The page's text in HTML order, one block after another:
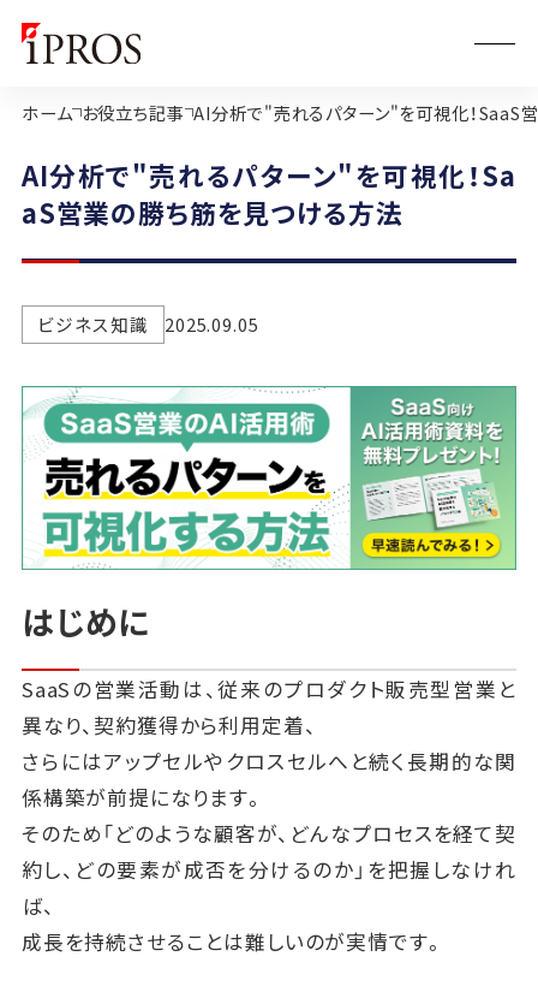
ホーム お役立ち記事 AI分析で"売れるパターン"を可視化！SaaS
AI分析で"売れるパターン"を可視化！Sa
aS営業の勝ち筋を見つける方法
ビジネス知識 2025.09.05
はじめに
SaaSの営業活動は、従来のプロダクト販売型営業と
異なり、契約獲得から利用定着、
さらにはアップセルやクロスセルへと続く長期的な関
係構築が前提になります。
そのため「どのような顧客が、どんなプロセスを経て契
約し、どの要素が成否を分けるのか」を把握しなけれ
ば、
成長を持続させることは難しいのが実情です。